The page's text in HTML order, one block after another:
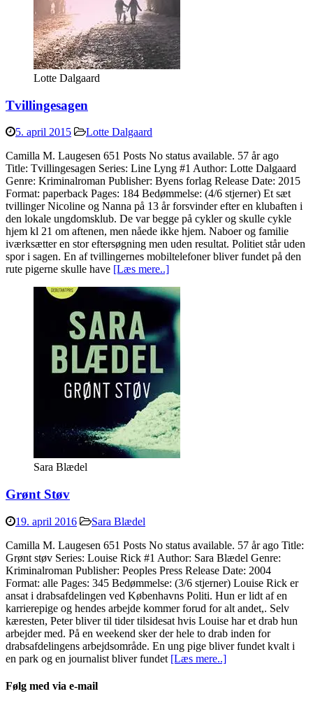
Lotte Dalgaard
Tvillingesagen
5. april 2015
Lotte Dalgaard
Camilla M. Laugesen 651 Posts No status available. 57 år ago
Title: Tvillingesagen Series: Line Lyng #1 Author: Lotte Dalgaard
Genre: Kriminalroman Publisher: Byens forlag Release Date: 2015
Format: paperback Pages: 184 Bedømmelse: (4/6 stjerner) Et sæt
tvillinger Nicoline og Nanna på 13 år forsvinder efter en klubaften i
den lokale ungdomsklub. De var begge på cykler og skulle cykle
hjem kl 21 om aftenen, men nåede ikke hjem. Naboer og familie
iværksætter en stor eftersøgning men uden resultat. Politiet står uden
spor i sagen. En af tvillingernes mobiltelefoner bliver fundet på den
rute pigerne skulle have [Læs mere..]
Sara Blædel
Grønt Støv
19. april 2016
Sara Blædel
Camilla M. Laugesen 651 Posts No status available. 57 år ago Title:
Grønt støv Series: Louise Rick #1 Author: Sara Blædel Genre:
Kriminalroman Publisher: Peoples Press Release Date: 2004
Format: alle Pages: 345 Bedømmelse: (3/6 stjerner) Louise Rick er
ansat i drabsafdelingen ved Københavns Politi. Hun er lidt af en
karrierepige og hendes arbejde kommer forud for alt andet,. Selv
kæresten, Peter bliver til tider tilsidesat hvis Louise har et drab hun
arbejder med. På en weekend sker der hele to drab inden for
drabsafdelingens arbejdsområde. En ung pige bliver fundet kvalt i
en park og en journalist bliver fundet [Læs mere..]
Følg med via e-mail